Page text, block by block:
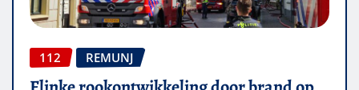
112 REMUNJ